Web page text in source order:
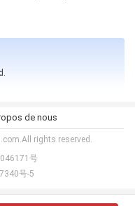
de nous
rights reserved.
号
号-5